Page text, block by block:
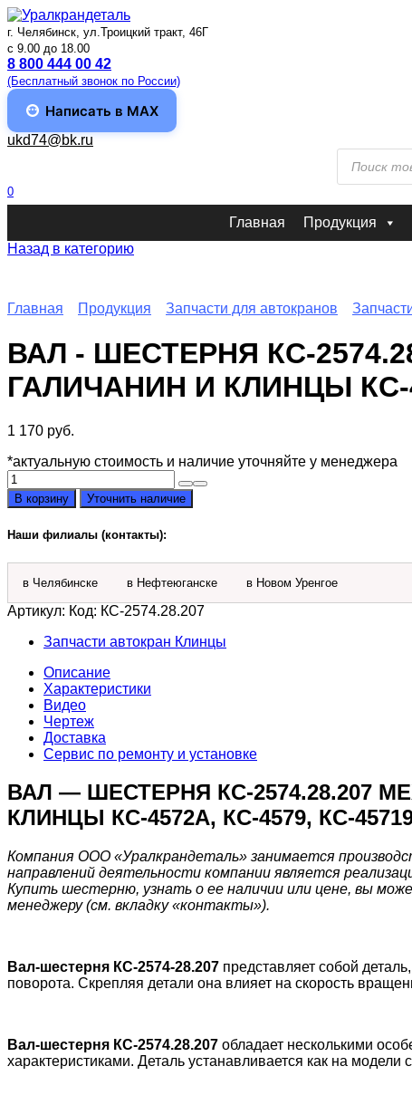
Перейти
к
содержанию
г. Челябинск, ул.Троицкий тракт, 46Г
c 9.00 до 18.00
8 800 444 00 42
(Бесплатный звонок по России)
Написать в MAX
ukd74@bk.ru
Поиск
товаров
0
Главная Продукция
Назад в категорию
Главная Продукция Запчасти для автокранов
ВАЛ - ШЕСТЕРНЯ КС-
ГАЛИЧАНИН И КЛИНЦЫ КС-
1 170 руб.
*актуальную стоимость и наличие уточняйте у менеджера
Количество
товара
Вал
-
шестерня
КС-2574.28.207
механизма
поворота
автокрана
КС-4572А,
КС-4579,
КС-55715
В корзину Уточнить наличие
Наши филиалы (контакты):
в Челябинске в Нефтеюганске в Новом Уренгое
Артикул: Код: КС-2574.28.207
Запчасти автокран Клинцы
Описание
Характеристики
Видео
Чертеж
Доставка
Сервис по ремонту и установке
ВАЛ — ШЕСТЕРНЯ КС-2574.28.207
КЛИНЦЫ КС-4572А, КС-4579, КС-
Компания ООО «Уралкрандеталь» занимается
направлений деятельности компании является
Купить шестерню, узнать о ее наличии или цене, вы
менеджеру (см. вкладку «контакты»).
Вал-шестерня КС-2574-28.207 представляет собой
поворота. Скрепляя детали она влияет на скорость
Вал-шестерня КС-2574.28.207 обладает несколькими
характеристиками. Деталь устанавливается как на